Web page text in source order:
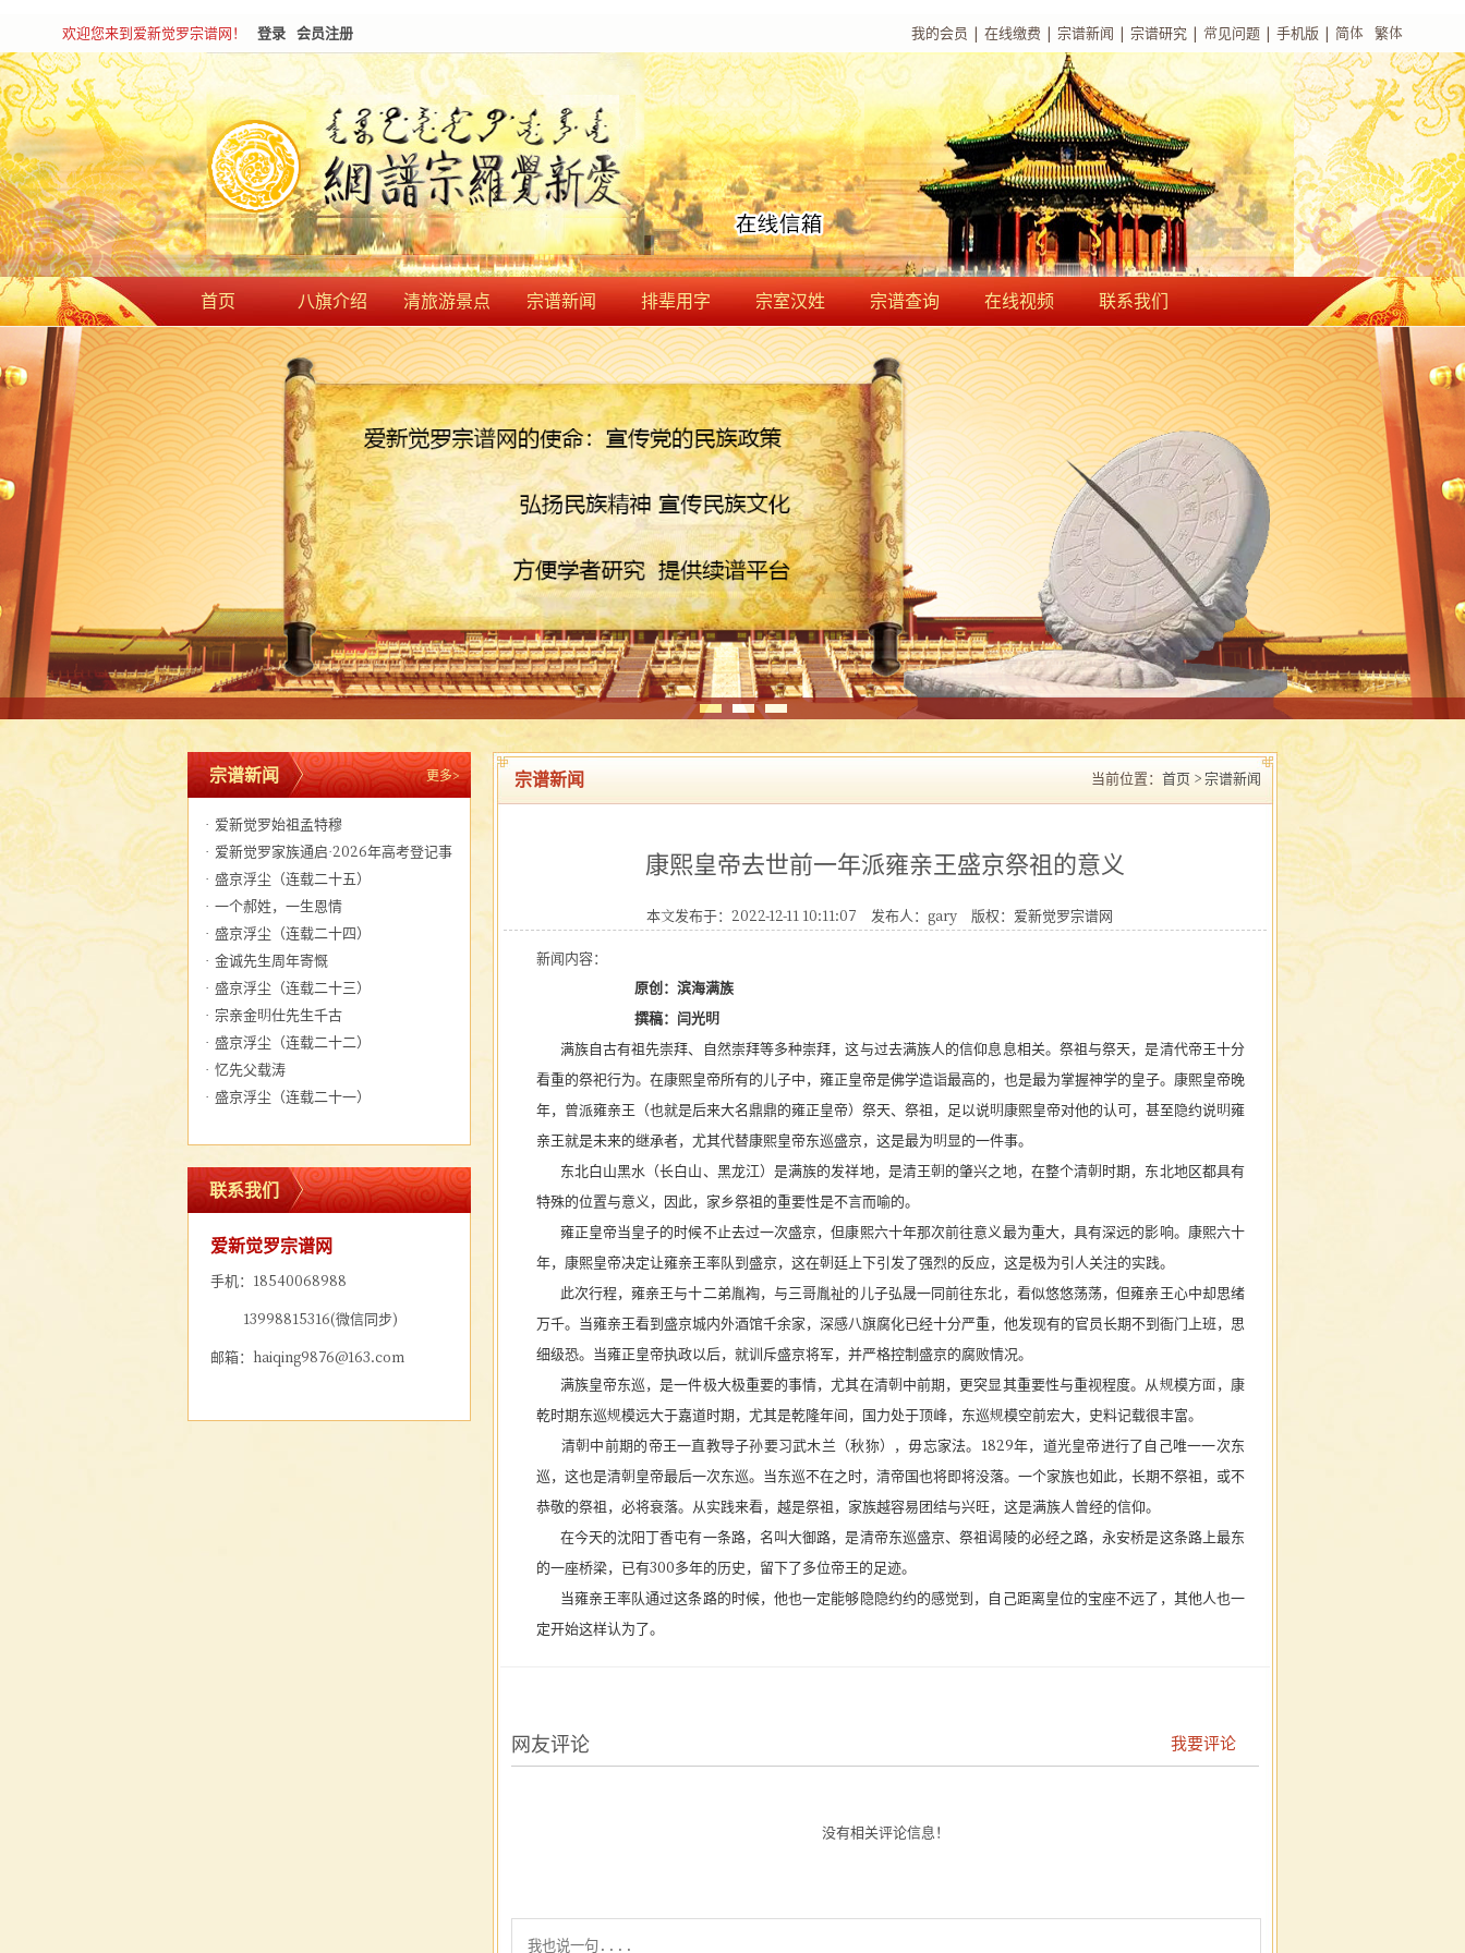
欢迎您来到爱新觉罗宗谱网！ 登录 会员注册 我的会员 在线缴费 宗谱新闻 宗谱研究 常见问题 手机版 简体 繁体
首页 八旗介绍 清旅游景点 宗谱新闻 排辈用字 宗室汉姓 宗谱查询 在线视频 联系我们
宗谱新闻 更多>
· 爱新觉罗始祖孟特穆
· 爱新觉罗家族通启·2026年高考登记事
宜· 盛京浮尘（连载二十五）
· 一个郝姓，一生恩情
· 盛京浮尘（连载二十四）
· 金诚先生周年寄慨
· 盛京浮尘（连载二十三）
· 宗亲金明仕先生千古
· 盛京浮尘（连载二十二）
· 忆先父载涛
· 盛京浮尘（连载二十一）
联系我们
爱新觉罗宗谱网
手机：18540068988
13998815316(微信同步)
邮箱：haiqing9876@163.com
宗谱新闻 当前位置： 首页 > 宗谱新闻
康熙皇帝去世前一年派雍亲王盛京祭祖的意义
本文发布于：2022-12-11 10:11:07 发布人：gary 版权： 爱新觉罗宗谱网
新闻内容：
原创：滨海满族
撰稿：闫光明
满族自古有祖先崇拜、自然崇拜等多种崇拜，这与过去满族人的信仰息息相关。祭祖与祭天，是清代帝王十分
看重的祭祀行为。在康熙皇帝所有的儿子中，雍正皇帝是佛学造诣最高的，也是最为掌握神学的皇子。康熙皇帝晚
年，曾派雍亲王（也就是后来大名鼎鼎的雍正皇帝）祭天、祭祖，足以说明康熙皇帝对他的认可，甚至隐约说明雍
亲王就是未来的继承者，尤其代替康熙皇帝东巡盛京，这是最为明显的一件事。
东北白山黑水（长白山、黑龙江）是满族的发祥地，是清王朝的肇兴之地，在整个清朝时期，东北地区都具有
特殊的位置与意义，因此，家乡祭祖的重要性是不言而喻的。
雍正皇帝当皇子的时候不止去过一次盛京，但康熙六十年那次前往意义最为重大，具有深远的影响。康熙六十
年，康熙皇帝决定让雍亲王率队到盛京，这在朝廷上下引发了强烈的反应，这是极为引人关注的实践。
此次行程，雍亲王与十二弟胤裪，与三哥胤祉的儿子弘晟一同前往东北，看似悠悠荡荡，但雍亲王心中却思绪
万千。当雍亲王看到盛京城内外酒馆千余家，深感八旗腐化已经十分严重，他发现有的官员长期不到衙门上班，思
细级恐。当雍正皇帝执政以后，就训斥盛京将军，并严格控制盛京的腐败情况。
满族皇帝东巡，是一件极大极重要的事情，尤其在清朝中前期，更突显其重要性与重视程度。从规模方面，康
乾时期东巡规模远大于嘉道时期，尤其是乾隆年间，国力处于顶峰，东巡规模空前宏大，史料记载很丰富。
清朝中前期的帝王一直教导子孙要习武木兰（秋狝），毋忘家法。 1829年，道光皇帝进行了自己唯一一次东
巡，这也是清朝皇帝最后一次东巡。 当东巡不在之时，清帝国也将即将没落。一个家族也如此，长期不祭祖，或不
恭敬的祭祖，必将衰落。从实践来看，越是祭祖，家族越容易团结与兴旺，这是满族人曾经的信仰。
在今天的沈阳丁香屯有一条路，名叫大御路，是清帝东巡盛京、祭祖谒陵的必经之路，永安桥是这条路上最东
的一座桥梁，已有300多年的历史，留下了多位帝王的足迹。
当雍亲王率队通过这条路的时候，他也一定能够隐隐约约的感觉到，自己距离皇位的宝座不远了，其他人也一
定开始这样认为了。
网友评论 我要评论
没有相关评论信息！